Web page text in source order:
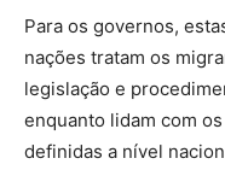
Para os governos,
nações tratam os
legislação e
enquanto lidam com
definidas a nível